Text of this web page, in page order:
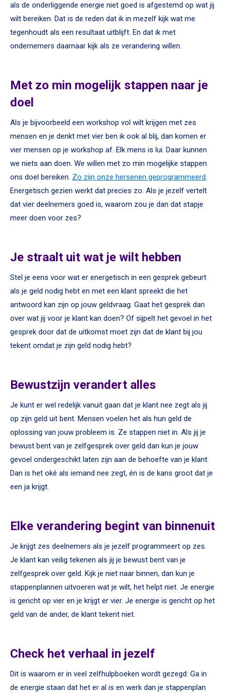
als de onderliggende energie niet goed is afgestemd op wat jij
wilt bereiken. Dat is de reden dat ik in mezelf kijk wat me
tegenhoudt als een resultaat uitblijft. En dat ik met
ondernemers daarnaar kijk als ze verandering willen.
Met zo min mogelijk stappen naar je
doel
Als je bijvoorbeeld een workshop vol wilt krijgen met zes
mensen en je denkt met vier ben ik ook al blij, dan komen er
vier mensen op je workshop af. Elk mens is lui. Daar kunnen
we niets aan doen. We willen met zo min mogelijke stappen
ons doel bereiken. Zo zijn onze hersenen geprogrammeerd.
Energetisch gezien werkt dat precies zo. Als je jezelf vertelt
dat vier deelnemers goed is, waarom zou je dan dat stapje
meer doen voor zes?
Je straalt uit wat je wilt hebben
Stel je eens voor wat er energetisch in een gesprek gebeurt
als je geld nodig hebt en met een klant spreekt die het
antwoord kan zijn op jouw geldvraag. Gaat het gesprek dan
over wat jij voor je klant kan doen? Of sijpelt het gevoel in het
gesprek door dat de uitkomst moet zijn dat de klant bij jou
tekent omdat je zijn geld nodig hebt?
Bewustzijn verandert alles
Je kunt er wel redelijk vanuit gaan dat je klant nee zegt als jij
op zijn geld uit bent. Mensen voelen het als hun geld de
oplossing van jouw probleem is. Ze stappen niet in. Als jij je
bewust bent van je zelfgesprek over geld dan kun je jouw
gevoel ondergeschikt laten zijn aan de behoefte van je klant.
Dan is het oké als iemand nee zegt, én is de kans groot dat je
een ja krijgt.
Elke verandering begint van binnenuit
Je krijgt zes deelnemers als je jezelf programmeert op zes.
Je klant kan veilig tekenen als jij je bewust bent van je
zelfgesprek over geld. Kijk je niet naar binnen, dan kun je
stappenplannen uitvoeren wat je wilt, het helpt niet. Je energie
is gericht op vier en je krijgt er vier. Je energie is gericht op het
geld van de ander, de klant tekent niet.
Check het verhaal in jezelf
Dit is waarom er in veel zelfhulpboeken wordt gezegd: Ga in
de energie staan dat het er al is en werk dan je stappenplan